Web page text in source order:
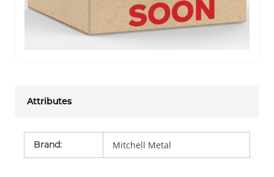
Attributes
Brand: Mitchell Metal